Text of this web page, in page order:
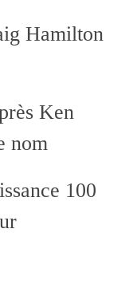
Hamilton
Ken
nom
100